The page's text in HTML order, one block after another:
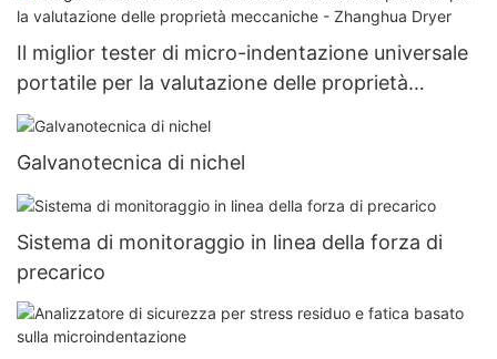
Il miglior tester di micro-indentazione universale
portatile per la valutazione delle proprietà
meccaniche - Zhanghua Dryer
Galvanotecnica di nichel
Sistema di monitoraggio in linea della forza di
precarico